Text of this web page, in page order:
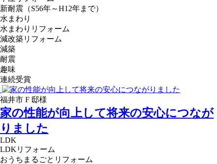
新耐震（S56年～H12年まで）
水まわり
水まわりリフォーム
減改築リフォーム
減築
耐震
趣味
連続受賞
福井市 F 邸様
家の性能が向上して将来の安心につなが
りました
LDK
LDKリフォーム
おうちまるごとリフォーム